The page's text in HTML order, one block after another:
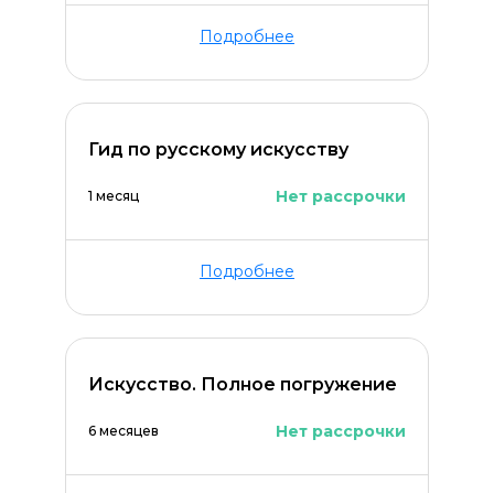
Подробнее
Гид по русскому искусству
1 месяц Нет рассрочки
Подробнее
Искусство. Полное погружение
6 месяцев Нет рассрочки